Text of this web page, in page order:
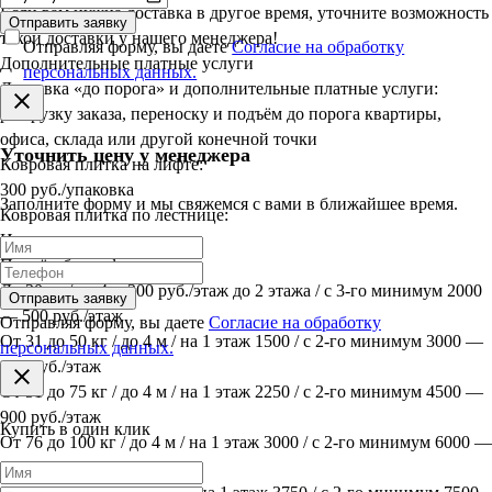
Если вам нужна доставка в другое время, уточните возможность
такой доставки у нашего менеджера!
Дополнительные платные услуги
Доставка «до порога» и дополнительные платные услуги:
разгрузку заказа, переноску и подъём до порога квартиры,
офиса, склада или другой конечной точки
Ковровая плитка на лифте:
300 руб./упаковка
Ковровая плитка по лестнице:
Индивидуально
Подъём без лифта:
До 30 кг / до 4 м 300 руб./этаж до 2 этажа / с 3-го минимум 2000
— 500 руб./этаж
От 31 до 50 кг / до 4 м / на 1 этаж 1500 / с 2-го минимум 3000 —
600 руб./этаж
От 51 до 75 кг / до 4 м / на 1 этаж 2250 / с 2-го минимум 4500 —
900 руб./этаж
От 76 до 100 кг / до 4 м / на 1 этаж 3000 / с 2-го минимум 6000 —
1200 руб./этаж
Отправить заявку
Отправляя форму, вы даетеСогласие на обработку
персональных данных.
Уточнить цену у менеджера
Заполните форму и мы свяжемся с вами в ближайшее время.
Отправить заявку
Отправляя форму, вы даете Согласие на обработку
персональных данных.
Купить в один клик